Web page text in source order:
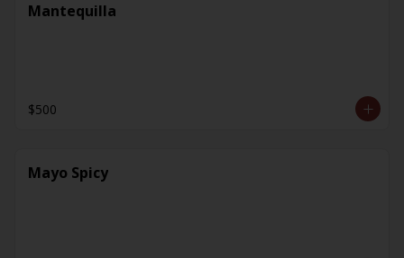
Mantequilla
$500
Mayo Spicy